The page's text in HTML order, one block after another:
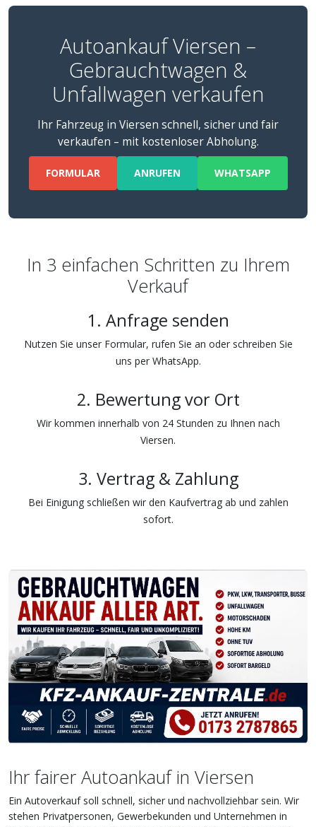
Autoankauf Viersen –
Gebrauchtwagen &
Unfallwagen verkaufen
Ihr Fahrzeug in Viersen schnell, sicher und fair
verkaufen – mit kostenloser Abholung.
FORMULAR ANRUFEN WHATSAPP
In 3 einfachen Schritten zu Ihrem
Verkauf
1. Anfrage senden
Nutzen Sie unser Formular, rufen Sie an oder schreiben Sie
uns per WhatsApp.
2. Bewertung vor Ort
Wir kommen innerhalb von 24 Stunden zu Ihnen nach
Viersen.
3. Vertrag & Zahlung
Bei Einigung schließen wir den Kaufvertrag ab und zahlen
sofort.
Ihr fairer Autoankauf in Viersen
Ein Autoverkauf soll schnell, sicher und nachvollziehbar sein. Wir
stehen Privatpersonen, Gewerbekunden und Unternehmen in